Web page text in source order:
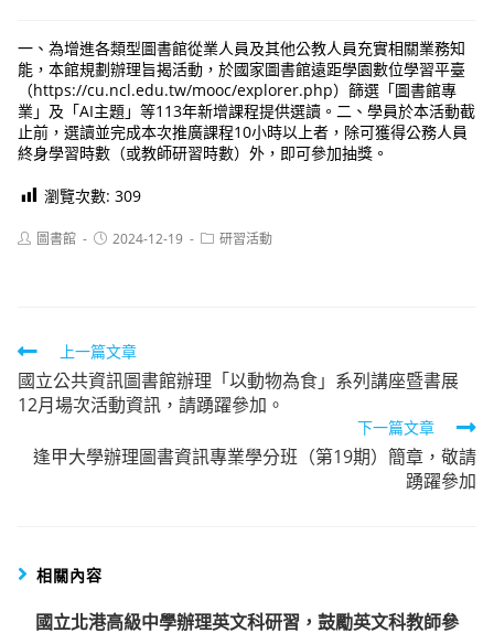
一、為增進各類型圖書館從業人員及其他公教人員充實相關業務知
能，本館規劃辦理旨揭活動，於國家圖書館遠距學園數位學習平臺
（https://cu.ncl.edu.tw/mooc/explorer.php）篩選「圖書館專
業」及「AI主題」等113年新增課程提供選讀。二、學員於本活動截
止前，選讀並完成本次推廣課程10小時以上者，除可獲得公務人員
終身學習時數（或教師研習時數）外，即可參加抽獎。
瀏覽次數: 309
Post圖書館
Post2024-12-19
Post研習活動
Read
more
articles
上一篇文章
國立公共資訊圖書館辦理「以動物為食」系列講座暨書展
12月場次活動資訊，請踴躍參加。
下一篇文章
逢甲大學辦理圖書資訊專業學分班（第19期）簡章，敬請
踴躍參加
相關內容
國立北港高級中學辦理英文科研習，鼓勵英文科教師參